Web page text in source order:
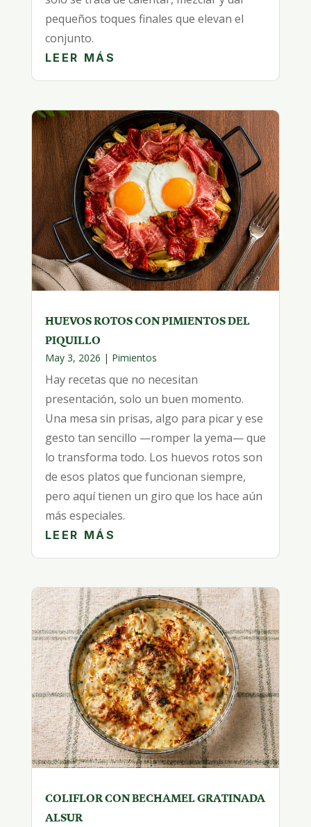
pequeños toques finales que elevan el
conjunto.
LEER MÁS
HUEVOS ROTOS CON PIMIENTOS DEL
PIQUILLO
May 3, 2026 | Pimientos
Hay recetas que no necesitan
presentación, solo un buen momento.
Una mesa sin prisas, algo para picar y ese
gesto tan sencillo —romper la yema— que
lo transforma todo. Los huevos rotos son
de esos platos que funcionan siempre,
pero aquí tienen un giro que los hace aún
más especiales.
LEER MÁS
COLIFLOR CON BECHAMEL GRATINADA
ALSUR